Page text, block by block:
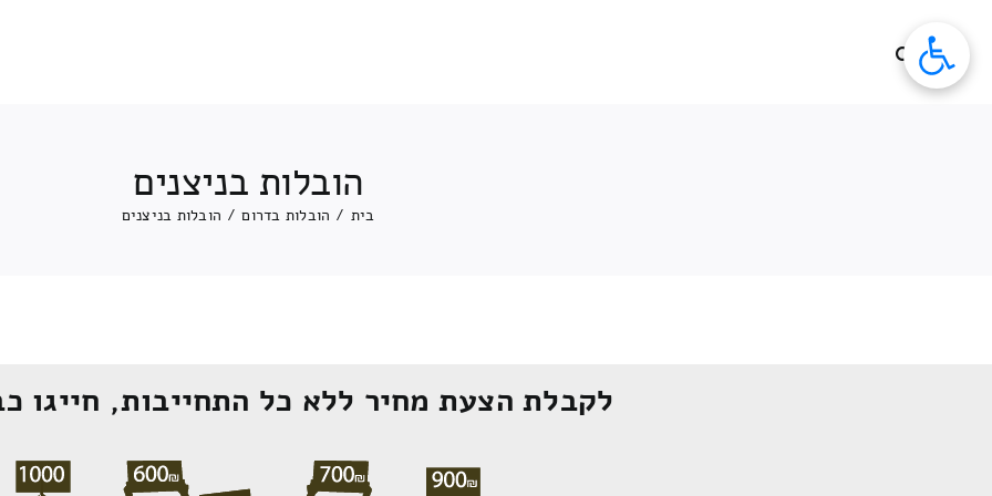
הובלות בניצנים
בית / הובלות בדרום / הובלות בניצנים
לקבלת הצעת מחיר ללא כל התחייבות, חייגו